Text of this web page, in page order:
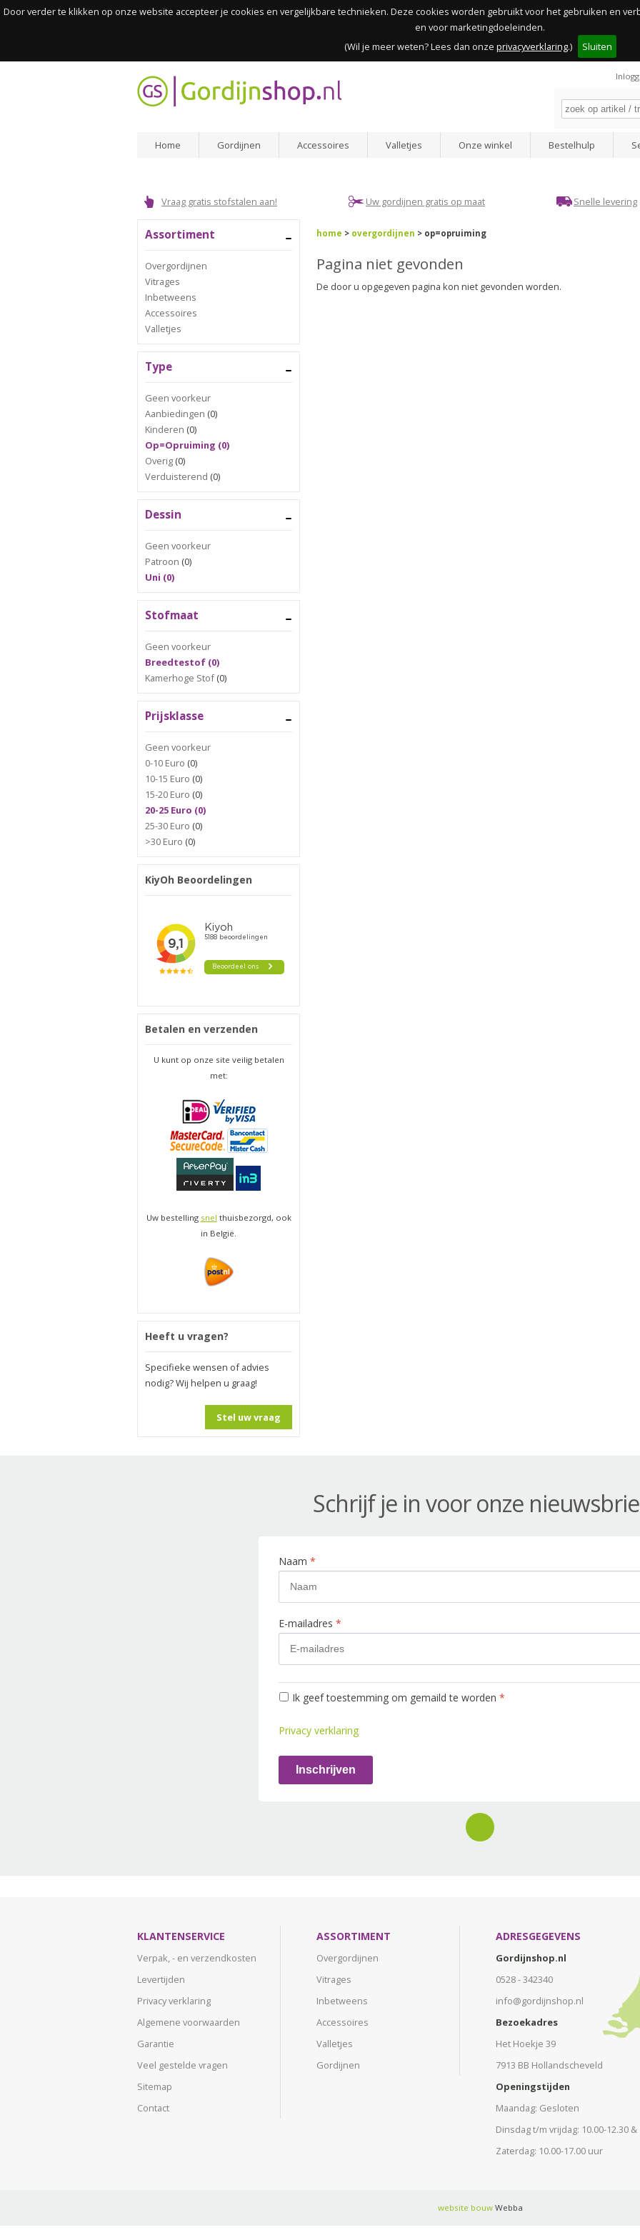
Door verder te klikken op onze website accepteer je cookies en vergelijkbare technieken. Deze cookies worden gebruikt voor het gebruiken en
en voor marketingdoeleinden.
(Wil je meer weten? Lees dan onze privacyverklaring.) Sluiten
Home Gordijnen Accessoires Valletjes Onze winkel Bestelhulp
Vraag gratis stofstalen aan! Uw gordijnen gratis op maat Snelle levering
Assortiment
Overgordijnen
Vitrages
Inbetweens
Accessoires
Valletjes
Type
Geen voorkeur
Aanbiedingen (0)
Kinderen (0)
Op=Opruiming (0)
Overig (0)
Verduisterend (0)
Dessin
Geen voorkeur
Patroon (0)
Uni (0)
Stofmaat
Geen voorkeur
Breedtestof (0)
Kamerhoge Stof(0)
Prijsklasse
Geen voorkeur
0-10 Euro (0)
10-15 Euro (0)
15-20 Euro (0)
20-25 Euro (0)
25-30 Euro (0)
>30 Euro (0)
KiyOh Beoordelingen
Betalen en verzenden
U kunt op onze site veilig betalen
met:
Uw bestelling snel thuisbezorgd, ook
in België.
Heeft u vragen?
Specifieke wensen of advies
nodig? Wij helpen u graag!
Stel uw vraag
home > overgordijnen > op=opruiming
Pagina niet gevonden
De door u opgegeven pagina kon niet gevonden worden.
Schrijf je in voor onze
Naam *
E-mailadres *
Ik geef toestemming om gemaild te worden *
Privacy verklaring
Inschrijven
KLANTENSERVICE
Verpak, - en verzendkosten
Levertijden
Privacy verklaring
Algemene voorwaarden
Garantie
Veel gestelde vragen
Sitemap
Contact
ASSORTIMENT
Overgordijnen
Vitrages
Inbetweens
Accessoires
Valletjes
Gordijnen
ADRESGEGEVENS
Gordijnshop.nl
0528 - 342340
info@gordijnshop.nl
Bezoekadres
Het Hoekje 39
7913 BB Hollandscheveld
Openingstijden
Maandag: Gesloten
Dinsdag t/m vrijdag: 10.00-12.30
Zaterdag: 10.00-17.00 uur
website bouwWebba